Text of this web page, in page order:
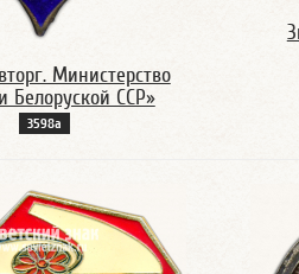
Министерство
Белоруской ССР»
3598а